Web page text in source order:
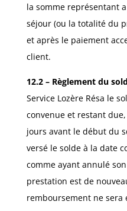
la somme représentant
séjour (ou la totalité du
et après le paiement
client.
12.2 – Règlement du
Service Lozère Résa le
convenue et restant
jours avant le début du
versé le solde à la date
comme ayant annulé
prestation est de
remboursement ne sera